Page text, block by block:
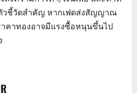
วชี้วัดสำคัญ หากเฟดส่งสัญญาณ
าคาทองอาจมีแรงซื้อหนุนขึ้นไป